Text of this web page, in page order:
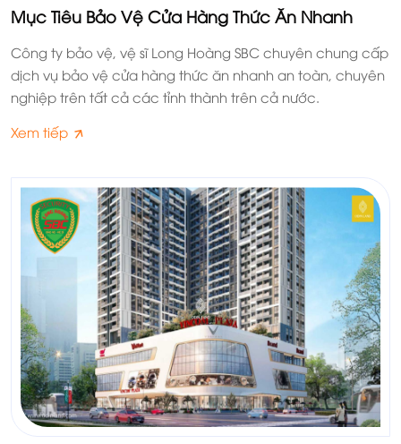
Mục Tiêu Bảo Vệ Cửa Hàng Thức Ăn Nhanh
Công ty bảo vệ, vệ sĩ Long Hoàng SBC chuyên chung cấp
dịch vụ bảo vệ cửa hàng thức ăn nhanh an toàn, chuyên
nghiệp trên tất cả các tỉnh thành trên cả nước.
Xem tiếp